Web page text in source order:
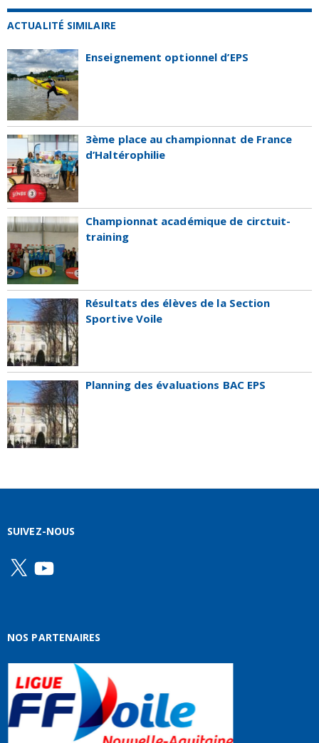
ACTUALITÉ SIMILAIRE
Enseignement optionnel d’EPS
3ème place au championnat de France
d’Haltérophilie
Championnat académique de circtuit-
training
Résultats des élèves de la Section
Sportive Voile
Planning des évaluations BAC EPS
SUIVEZ-NOUS
X YouTube
NOS PARTENAIRES